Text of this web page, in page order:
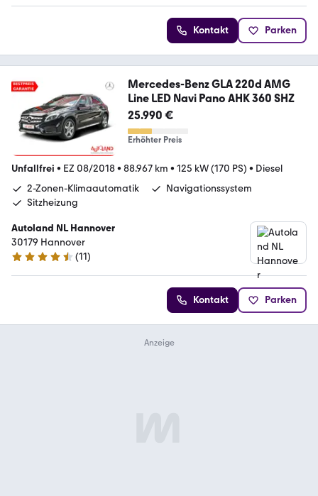
Kontakt Parken
Mercedes-Benz GLA 220d AMG
Line LED Navi Pano AHK 360 SHZ
25.990 €
Erhöhter Preis
Unfallfrei • EZ 08/2018• 88.967 km • 125 kW (170 PS) • Diesel
2-Zonen-Klimaautomatik
Navigationssystem
Sitzheizung
Autoland NL Hannover
30179 Hannover
4.7 Sterne
(11)
Kontakt Parken